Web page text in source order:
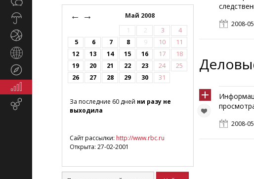
маркетинг
← Май 2008
→
1 2 3
4
5
6 7 8 9 10
11
12
13 14 15 16 17
18
19
20 21 22 23 24
25
26
27 28 29 30 31
За последние 60 дней ни разу не
выходила
Сайт рассылки: http://www.rbc.ru
Открыта: 27-02-2001
2008-
2008-